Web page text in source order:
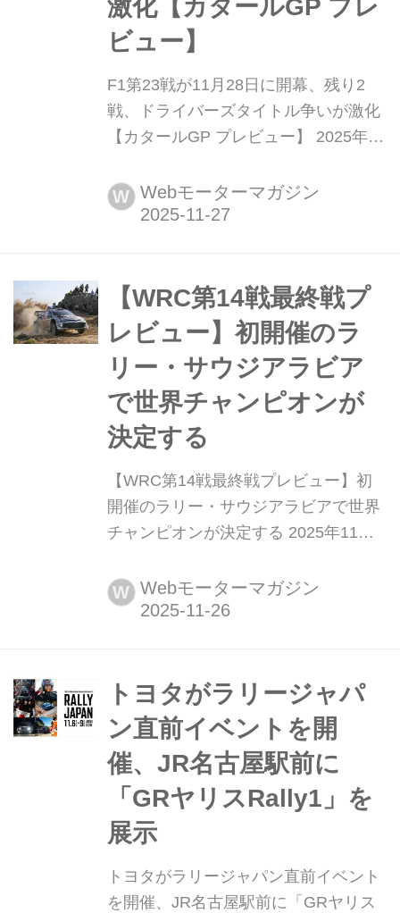
激化【カタールGP プレ
ビュー】
F1第23戦が11月28日に開幕、残り2
戦、ドライバーズタイトル争いが激化
【カタールGP プレビュー】 2025年11
GPが首都ドーハ郊外のロサイル・イ
ンターナショナル・サーキットで開幕
ーズタイトルはすでにマクラーレンで
確定しているが、ドライバーズタイト
ルを巡る戦いは混迷...
W Webモーターマガジン
【WRC第14戦最終戦プ
レビュー】初開催のラ
リー・サウジアラビア
で世界チャンピオンが
決定する
【WRC第14戦最終戦プレビュー】初
開催のラリー・サウジアラビアで世界
チャンピオンが決定する 2025年11月
で、WRC(世界ラリー選手権)第14戦ラ
リー・サウジアラビアが西部の街ジェ
て。マニュファクチャラーズタイトル
はすでにトヨタが確定しているが、ド
ライバー...
W Webモーターマガジン
トヨタがラリージャパ
ン直前イベントを開
催、JR名古屋駅前に
「GRヤリスRally1」を
展示
トヨタがラリージャパン直前イベント
を開催、JR名古屋駅前に「GRヤリス